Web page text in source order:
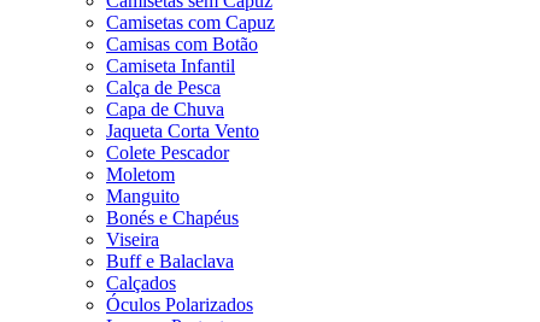
Camisetas com Capuz
Camisas com Botão
Camiseta Infantil
Calça de Pesca
Capa de Chuva
Jaqueta Corta Vento
Colete Pescador
Moletom
Manguito
Bonés e Chapéus
Viseira
Buff e Balaclava
Calçados
Óculos Polarizados